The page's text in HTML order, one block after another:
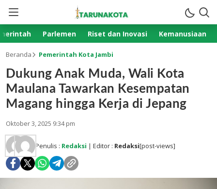
Parlemen Riset dan Inovasi Kemanusiaan
Beranda Pemerintah Kota Jambi
Dukung Anak Muda, Wali Kota
Maulana Tawarkan Kesempatan
Magang hingga Kerja di Jepang
Oktober 3, 2025 9:34 pm
Penulis : Redaksi | Editor : Redaksi[post-views]